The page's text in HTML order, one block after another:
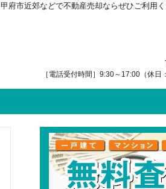
市近郊などで不動産売却ならぜひご利用く
［電話受付時間］9:30～17:00（休日